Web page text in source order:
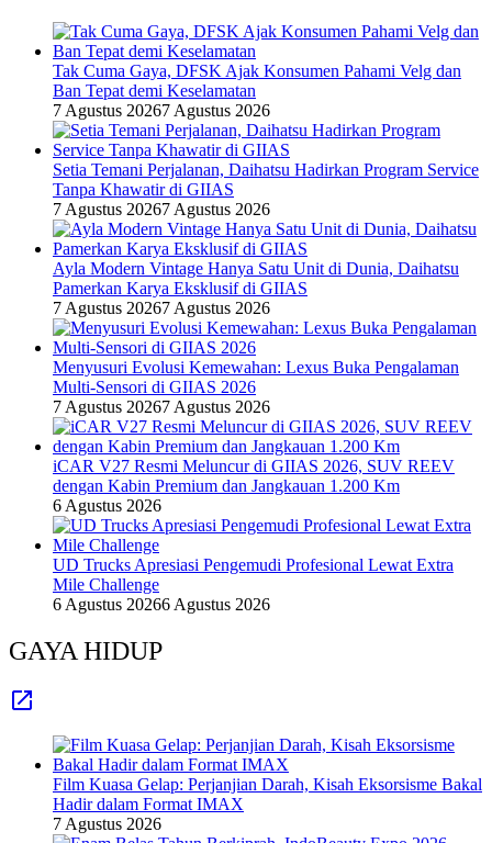
Tak Cuma Gaya, DFSK Ajak Konsumen Pahami Velg dan
Ban Tepat demi Keselamatan
7 Agustus 20267 Agustus 2026
Setia Temani Perjalanan, Daihatsu Hadirkan Program Service
Tanpa Khawatir di GIIAS
7 Agustus 20267 Agustus 2026
Ayla Modern Vintage Hanya Satu Unit di Dunia, Daihatsu
Pamerkan Karya Eksklusif di GIIAS
7 Agustus 20267 Agustus 2026
Menyusuri Evolusi Kemewahan: Lexus Buka Pengalaman
Multi-Sensori di GIIAS 2026
7 Agustus 20267 Agustus 2026
iCAR V27 Resmi Meluncur di GIIAS 2026, SUV REEV
dengan Kabin Premium dan Jangkauan 1.200 Km
6 Agustus 2026
UD Trucks Apresiasi Pengemudi Profesional Lewat Extra
Mile Challenge
6 Agustus 20266 Agustus 2026
GAYA HIDUP
Film Kuasa Gelap: Perjanjian Darah, Kisah Eksorsisme Bakal
Hadir dalam Format IMAX
7 Agustus 2026